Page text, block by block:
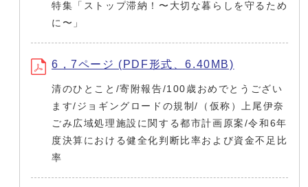
特集「ストップ滞納！〜大切な暮らしを守るため
に〜」
6，7ページ (PDF形式、6.40MB)
清のひとこと/寄附報告/100歳おめでとうござい
ます/ジョギングロードの規制/（仮称）上尾伊奈
ごみ広域処理施設に関する都市計画原案/令和6年
度決算における健全化判断比率および資金不足比
率